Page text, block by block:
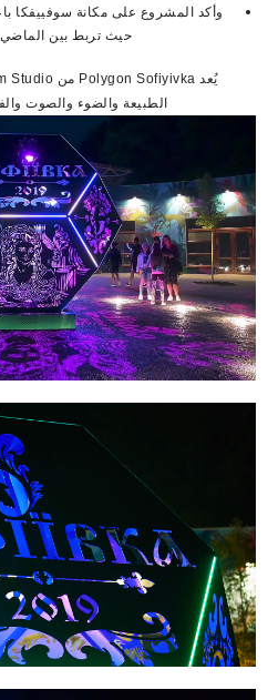
وأكد المشروع على مكانة سوفييفكا
حيث تربط بين
الطبيعة والضوء والصوت